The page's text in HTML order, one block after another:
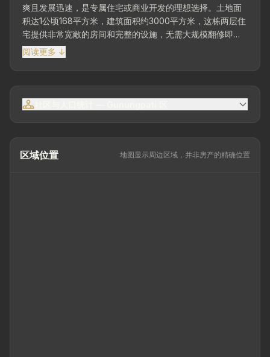
爽且发展迅速，是专属住宅或商业开发的理想选择。土地面
积达1公顷168平方米，建筑面积约3000平方米，这栋两层住
宅提供非常宽敞的房间和完整的设施，无需大规模翻修即可
使用。建筑保护良好，配备全套家具，为寻求即时舒适的客
户增加价值。舒适位置 – 适合大家庭住宅或住宿。位于安静
但交通便利的地区，靠近公共设施、教育和活动中心。有潜
力用作私人住宅，v...
阅读更多 ↓
区域位置 地图显示周边区域，并非房产的精确位置